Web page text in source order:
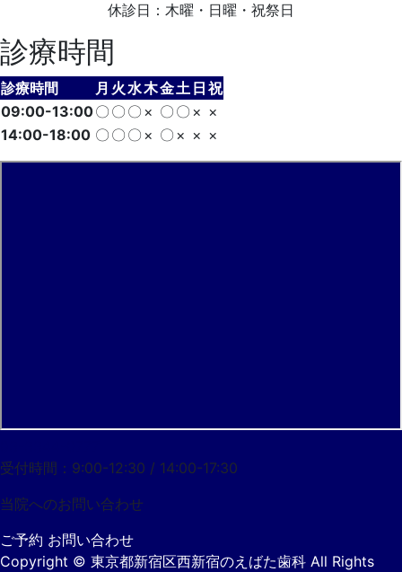
休診日：木曜・日曜・祝祭日
診療時間
診療時間 月 火水木金土 日 祝
09:00-13:00〇 〇 〇 × 〇 〇 × ×
14:00-18:00 〇 〇 〇 × 〇 × × ×
受付時間：9:00-12:30 / 14:00-17:30
当院へのお問い合わせ
ご予約 お問い合わせ
Copyright © 東京都新宿区西新宿のえばた歯科 All Rights